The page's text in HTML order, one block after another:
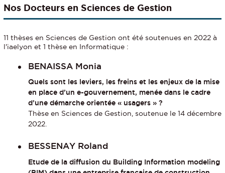
Nos Docteurs en Sciences de Gestion
11 thèses en Sciences de Gestion ont été soutenues en 2022 à
l'iaelyon et 1 thèse en Informatique :
BENAISSA Monia
Quels sont les leviers, les freins et les enjeux de la mise
en place d’un e-gouvernement, menée dans le cadre
d’une démarche orientée « usagers » ?
Thèse en Sciences de Gestion, soutenue le 14 décembre
2022.
BESSENAY Roland
Etude de la diffusion du Building Information modeling